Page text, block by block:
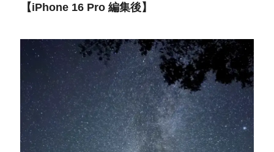
【iPhone 16 Pro 編集後】